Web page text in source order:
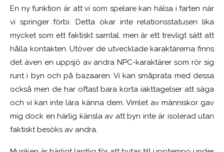
En ny funktion är att vi som spelare kan hälsa i farten när
vi springer förbi. Detta ökar inte relationsstatusen lika
mycket som ett faktiskt samtal, men är ett trevligt sätt att
hålla kontakten. Utöver de utvecklade karaktärerna finns
det även en uppsjö av andra NPC-karaktärer som rör sig
runt i byn och på bazaaren. Vi kan småprata med dessa
också men de har oftast bara korta iakttagelser att säga
och vi kan inte lära känna dem. Vimlet av människor gav
mig dock en härlig känsla av att byn inte är isolerad utan
faktiskt besöks av andra.